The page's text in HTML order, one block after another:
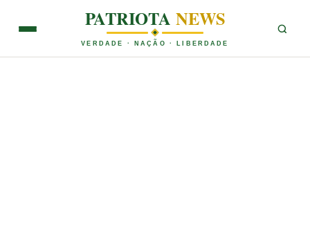
PATRIOTANEWS
VERDADE · NAÇÃO · LIBERDADE